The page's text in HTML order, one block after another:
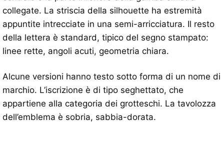
collegate. La striscia della silhouette ha estremità
appuntite intrecciate in una semi-arricciatura. Il resto
della lettera è standard, tipico del segno stampato:
linee rette, angoli acuti, geometria chiara.
Alcune versioni hanno testo sotto forma di un nome di
marchio. L’iscrizione è di tipo seghettato, che
appartiene alla categoria dei grotteschi. La tavolozza
dell’emblema è sobria, sabbia-dorata.